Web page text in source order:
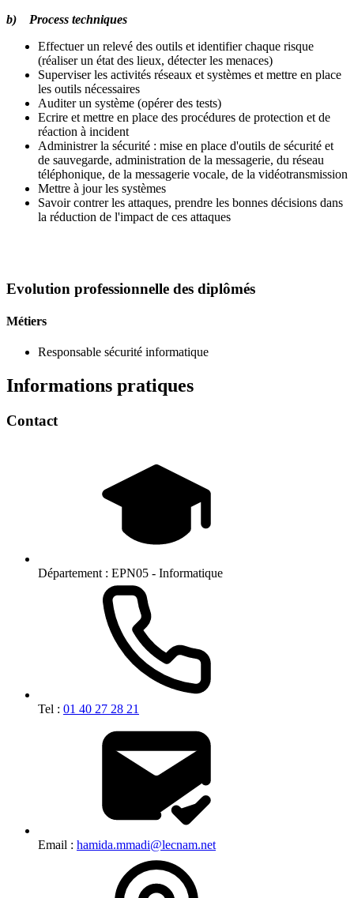
b) Process techniques
Effectuer un relevé des outils et identifier chaque risque
(réaliser un état des lieux, détecter les menaces)
Superviser les activités réseaux et systèmes et mettre en place
les outils nécessaires
Auditer un système (opérer des tests)
Ecrire et mettre en place des procédures de protection et de
réaction à incident
Administrer la sécurité : mise en place d'outils de sécurité et
de sauvegarde, administration de la messagerie, du réseau
téléphonique, de la messagerie vocale, de la vidéotransmission
Mettre à jour les systèmes
Savoir contrer les attaques, prendre les bonnes décisions dans
la réduction de l'impact de ces attaques
Evolution professionnelle des diplômés
Métiers
Responsable sécurité informatique
Informations pratiques
Contact
Département : EPN05 - Informatique
Tel : 01 40 27 28 21
Email : hamida.mmadi@lecnam.net